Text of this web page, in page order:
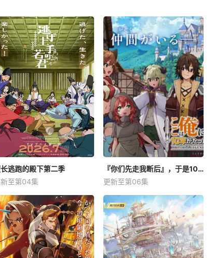
逃跑的殿下第二季
至第04集
『你们先走我断后』，于是10年后我成为了传说
更新至第06集